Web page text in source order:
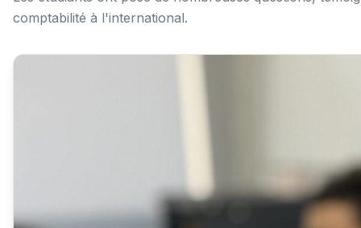
comptabilité à l'international.